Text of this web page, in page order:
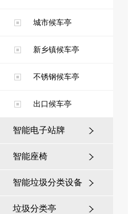
城市候车亭
新乡镇候车亭
不锈钢候车亭
出口候车亭
智能电子站牌
智能座椅
智能垃圾分类设备
垃圾分类亭
庆阳候车亭案例